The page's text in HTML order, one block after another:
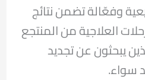
وفعّالة تضمن نتائج
العلاجية من المنتجع
يبحثون عن تجديد
سواء.